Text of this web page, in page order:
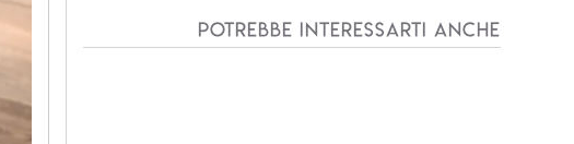
Potrebbe interessarti anche